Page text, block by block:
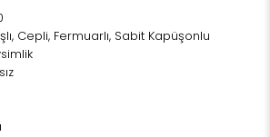
Cepli, Fermuarlı, Sabit Kapüşonlu